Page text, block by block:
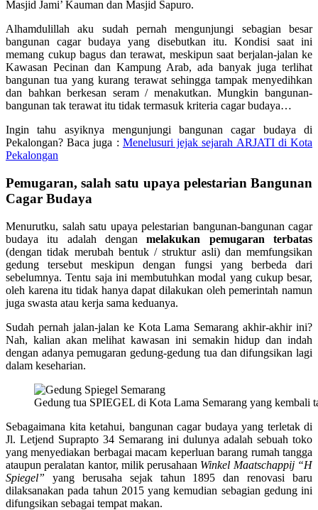
Masjid Jami’ Kauman dan Masjid Sapuro.
Alhamdulillah aku sudah pernah mengunjungi sebagian besar
bangunan cagar budaya yang disebutkan itu. Kondisi saat ini
memang cukup bagus dan terawat, meskipun saat berjalan-jalan ke
Kawasan Pecinan dan Kampung Arab, ada banyak juga terlihat
bangunan tua yang kurang terawat sehingga tampak menyedihkan
dan bahkan berkesan seram / menakutkan. Mungkin bangunan-
bangunan tak terawat itu tidak termasuk kriteria cagar budaya…
Ingin tahu asyiknya mengunjungi bangunan cagar budaya di
Pekalongan? Baca juga : Menelusuri jejak sejarah ARJATI di Kota
Pekalongan
Pemugaran, salah satu upaya pelestarian Bangunan
Cagar Budaya
Menurutku, salah satu upaya pelestarian bangunan-bangunan cagar
budaya itu adalah denganmelakukan pemugaran terbatas
(dengan tidak merubah bentuk / struktur asli) dan memfungsikan
gedung tersebut meskipun dengan fungsi yang berbeda dari
sebelumnya. Tentu saja ini membutuhkan modal yang cukup besar,
oleh karena itu tidak hanya dapat dilakukan oleh pemerintah namun
juga swasta atau kerja sama keduanya.
Sudah pernah jalan-jalan ke Kota Lama Semarang akhir-akhir ini?
Nah, kalian akan melihat kawasan ini semakin hidup dan indah
dengan adanya pemugaran gedung-gedung tua dan difungsikan lagi
dalam keseharian.
Gedung tua SPIEGEL di Kota Lama Semarang yang kembali
Sebagaimana kita ketahui, bangunan cagar budaya yang terletak di
Jl. Letjend Suprapto 34 Semarang ini dulunya adalah sebuah toko
yang menyediakan berbagai macam keperluan barang rumah tangga
ataupun peralatan kantor, milik perusahaan Winkel Maatschappij “H
Spiegel” yang berusaha sejak tahun 1895 dan renovasi baru
dilaksanakan pada tahun 2015 yang kemudian sebagian gedung ini
difungsikan sebagai tempat makan.